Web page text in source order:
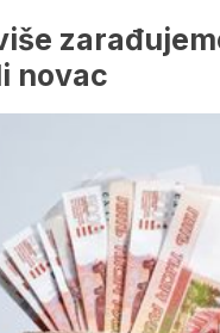
novac